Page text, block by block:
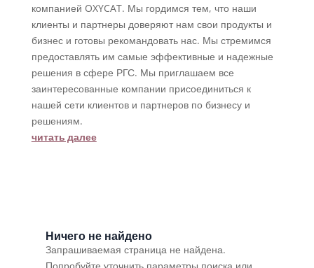
компанией OXYCAT. Мы гордимся тем, что наши
клиенты и партнеры доверяют нам свои продукты и
бизнес и готовы рекомандовать нас. Мы стремимся
предоставлять им самые эффективные и надежные
решения в сфере РГС. Мы приглашаем все
заинтересованные компании присоединиться к
нашей сети клиентов и партнеров по бизнесу и
решениям.
читать далее
Ничего не найдено
Запрашиваемая страница не найдена.
Попробуйте уточнить параметры поиска или